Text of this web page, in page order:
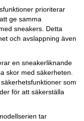
prioriterar
ge samma
sneakers. Detta
och avslappning även
en sneakerliknande
skor med säkerheten.
som
för att säkerställa
tar